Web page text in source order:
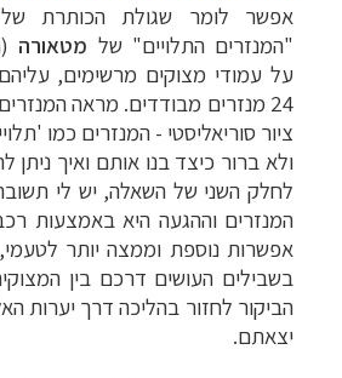
אפשר לומר שגולת הכותרת של
"המנזרים התלויים" של מטאורה (
על עמודי מצוקים מרשימים, עליהם
24 מנזרים מבודדים. מראה
ציור סוריאליסטי - המנזרים כמו
ולא ברור כיצד בנו אותם ואיך ניתן
לחלק השני של השאלה, יש לי
המנזרים וההגעה היא באמצעות
אפשרות נוספת וממצה יותר
בשבילים העושים דרכם בין
הביקור לחזור בהליכה דרך יערות
יצאתם.